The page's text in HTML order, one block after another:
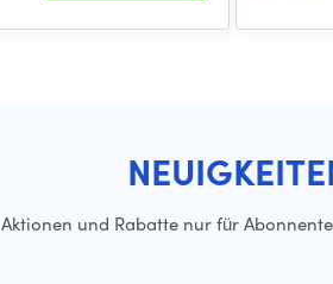
Aktionen und Rabatte nur für